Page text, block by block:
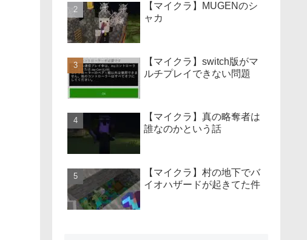
【マイクラ】MUGENのシ
ャカ
【マイクラ】switch版がマ
ルチプレイできない問題
【マイクラ】真の略奪者は
誰なのかという話
【マイクラ】村の地下でバ
イオハザードが起きてた件